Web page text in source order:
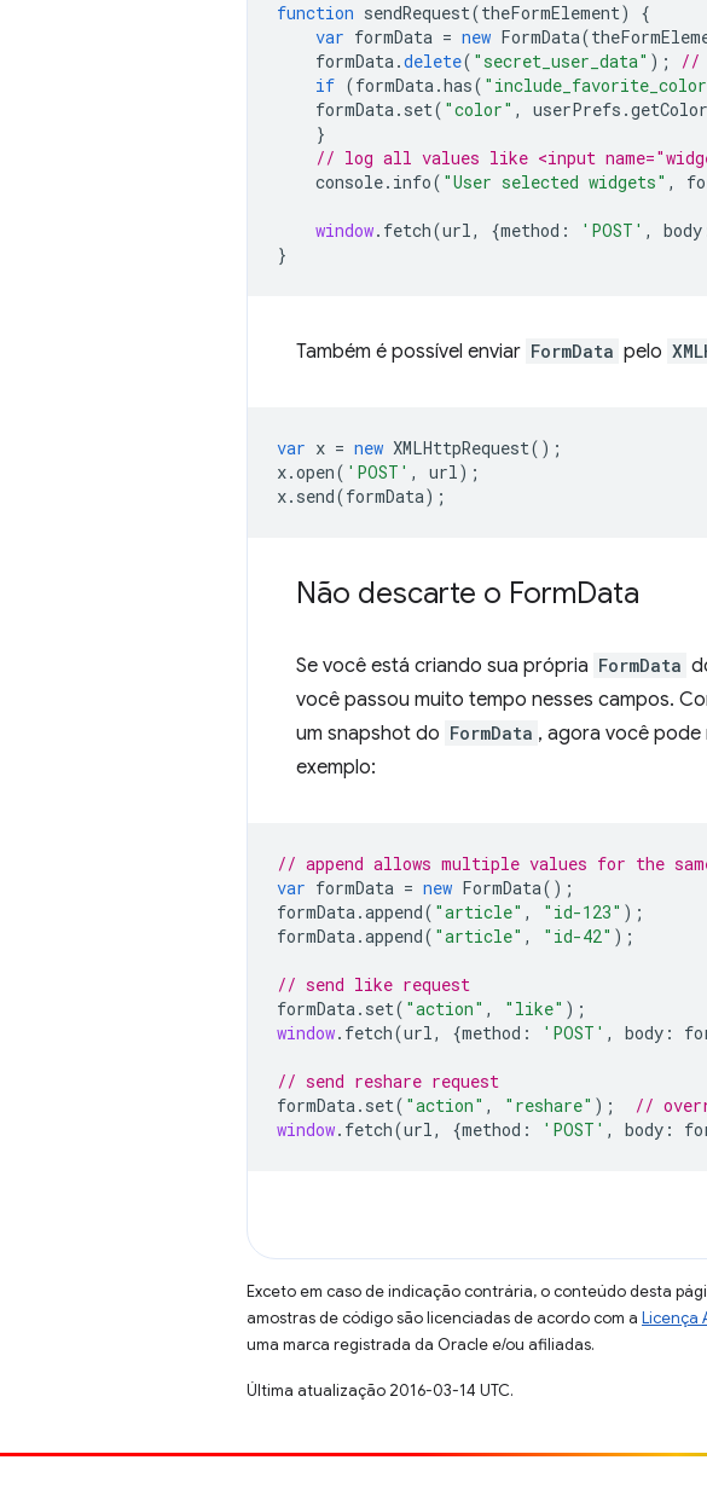
function sendRequest(theFormElement)
{
var formData = new FormData(
formData.delete( "secret_user_data" );
//
if (formData.has(
formData. set( "color" , userPrefs .getColor
}
// log all values like <input
console. info( "User selected widgets" ,
window. fetch(url, {method : 'POST' , body
}
Também é possível enviar FormData pelo
var x = new XMLHttpRequest();
x.open( 'POST' , url);
x. send(formData);
Não descarte o FormData
Se você está criando sua própria FormData
você passou muito tempo nesses campos.
um snapshot do FormData , agora você
exemplo:
// append allows multiple values for the
var formData = new FormData();
formData.append( "article" , "id-123" );
formData.append( "article" , "id-42" );
// send like request
formData. set( "action" , "like" );
window. fetch(url, {method : 'POST' , body :
// send reshare request
formData. set( "action" , "reshare" );
//
window. fetch(url, {method : 'POST' , body :
Exceto em caso de indicação contrária, o conteúdo desta
amostras de código são licenciadas de acordo com a Licença
uma marca registrada da Oracle e/ou afiliadas.
Última atualização 2016-03-14 UTC.